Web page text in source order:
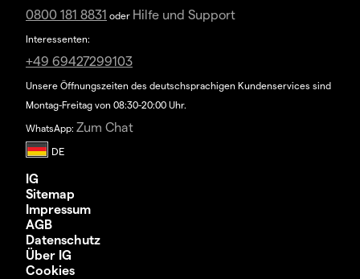
0800 181 8831 oder Hilfe und Support
Interessenten:
+49 69427299103
Unsere Öffnungszeiten des deutschsprachigen Kundenservices sind
Montag-Freitag von 08:30-20:00 Uhr.
WhatsApp: Zum Chat
IG
Sitemap
Impressum
AGB
Datenschutz
Über IG
Cookies